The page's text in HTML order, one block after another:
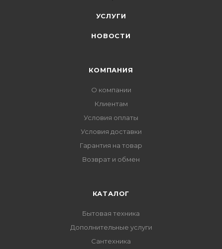
УСЛУГИ
НОВОСТИ
КОМПАНИЯ
О компании
Клиентам
Условия оплаты
Условия доставки
Гарантия на товар
Возврат и обмен
КАТАЛОГ
Бытовая техника
Дополнительные услуги
Сантехника